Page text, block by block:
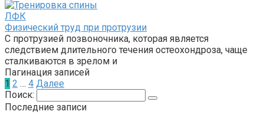
ЛФК
Физический труд при протрузии
С протрузией позвоночника, которая является
следствием длительного течения остеохондроза, чаще
сталкиваются в зрелом и
Пагинация записей
1 2 … 4 Далее
Поиск:
Последние записи